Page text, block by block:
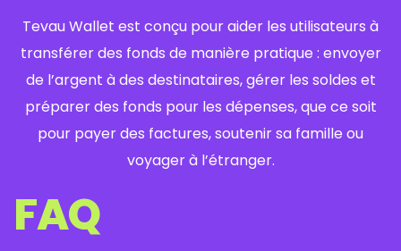
Tevau Wallet est conçu pour aider les utilisateurs à
transférer des fonds de manière pratique : envoyer
de l’argent à des destinataires, gérer les soldes et
préparer des fonds pour les dépenses, que ce soit
pour payer des factures, soutenir sa famille ou
voyager à l’étranger.
FAQ